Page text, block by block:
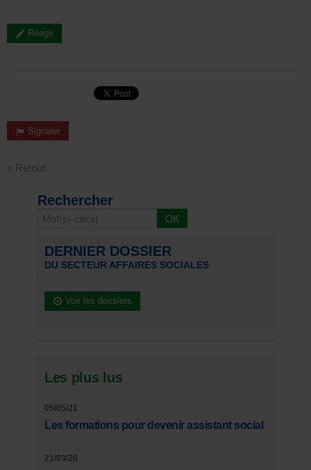
Réagir
Signaler
« Retour
Rechercher
DERNIER DOSSIER
DU SECTEUR AFFAIRES SOCIALES
Voir les dossiers
Les plus lus
05/05/21
Les formations pour devenir assistant social
21/03/20